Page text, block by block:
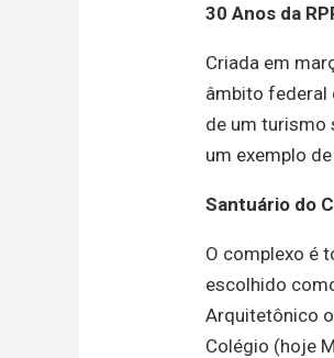
30 Anos da
Criada em
âmbito federal
de um turismo
um exemplo
Santuário do
O complexo é
escolhido
Arquitetônico
Colégio (hoje